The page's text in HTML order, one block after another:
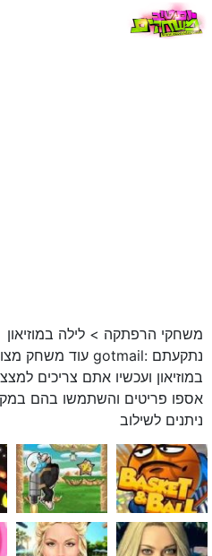
משחקי הרפתקה > לילה במוזיאון
במוזיאון ועכשיו אתם צריכים
אספו פריטים והשתמשו בהם
ניתנים לשילוב